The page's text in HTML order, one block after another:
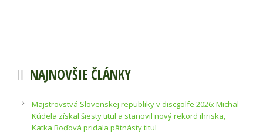
NAJNOVŠIE ČLÁNKY
Majstrovstvá Slovenskej republiky v discgolfe 2026: Michal
Kúdela získal šiesty titul a stanovil nový rekord ihriska,
Katka Boďová pridala pätnásty titul